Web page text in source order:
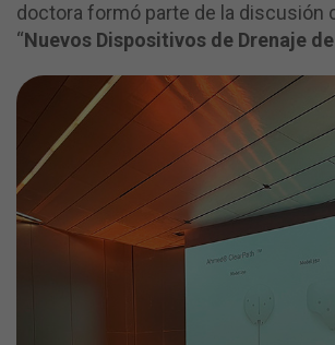
doctora formó parte de la discusión
“Nuevos Dispositivos de Drenaje